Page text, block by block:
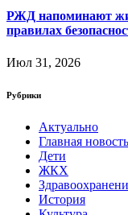
РЖД напоминают
правилах
Июл 31, 2026
Рубрики
Актуально
Главная новость
Дети
ЖКХ
История